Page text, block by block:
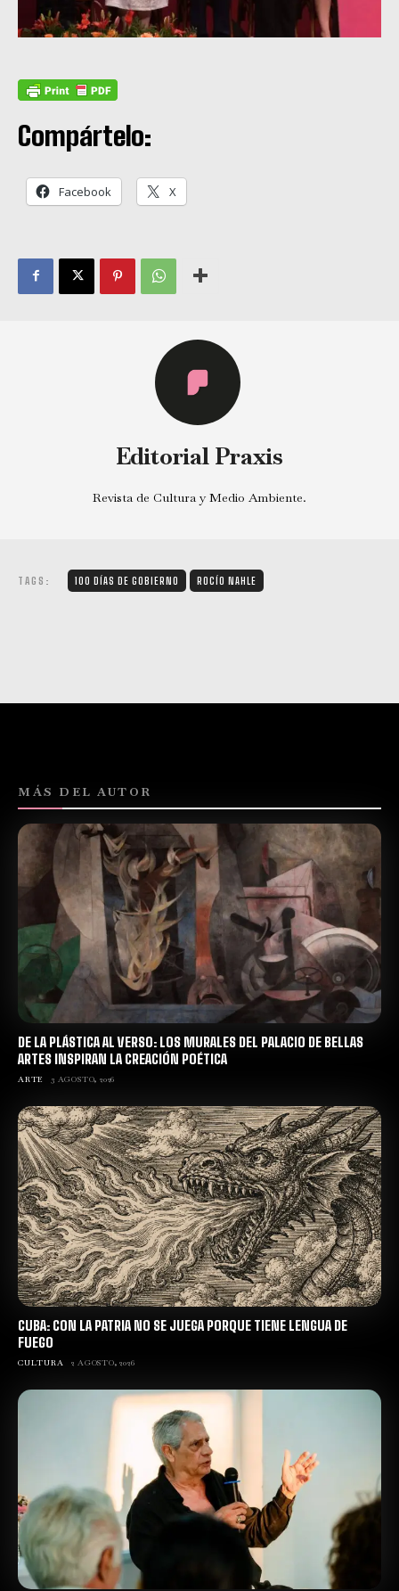
Compártelo:
Facebook X
Editorial Praxis
Revista de Cultura y Medio Ambiente.
TAGS: 100 DÍAS DE GOBIERNO ROCÍO NAHLE
MÁS DEL AUTOR
DE LA PLÁSTICA AL VERSO: LOS MURALES DEL PALACIO DE BELLAS
ARTES INSPIRAN LA CREACIÓN POÉTICA
ARTE 3 AGOSTO, 2026
CUBA: CON LA PATRIA NO SE JUEGA PORQUE TIENE LENGUA DE
FUEGO
CULTURA 2 AGOSTO, 2026